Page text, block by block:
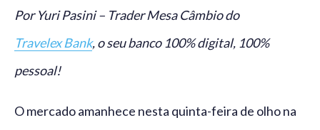
Por Yuri Pasini – Trader Mesa Câmbio do
Travelex Bank, o seu banco 100% digital, 100%
pessoal!
O mercado amanhece nesta quinta-feira de olho na